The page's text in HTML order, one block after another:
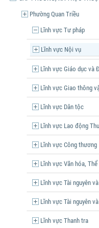
Phường Quan Triều
Lĩnh vực Tư pháp
Lĩnh vực Nội vụ
Lĩnh vực Giáo dục và
Lĩnh vực Giao thông
Lĩnh vực Dân tộc
Lĩnh vực Lao động
Lĩnh vực Công thương
Lĩnh vực Văn hóa,
Lĩnh vực Tài nguyên
Lĩnh vực Tài nguyên
Lĩnh vực Thanh tra